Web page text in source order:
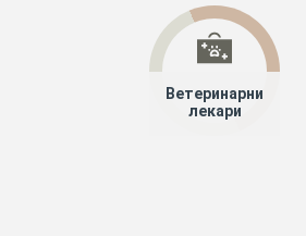
Ветеринарни
лекари